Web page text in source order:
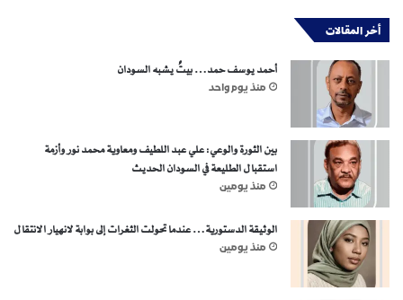
أخر المقالات
أحمد يوسف حمد… بيتٌ يشبه السودان
منذ يوم واحد
بين الثورة والوعي: علي عبد اللطيف ومعاوية محمد نور وأزمة
استقبال الطليعة في السودان الحديث
منذ يومين
الوثيقة الدستورية… عندما تحولت الثغرات إلى بوابة لانهيار الانتقال
منذ يومين